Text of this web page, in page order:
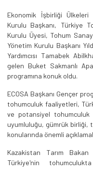
Ekonomik İşbirliği Ülkeleri
Kurulu Başkanı, Türkiye
Kurulu Üyesi, Tohum
Yönetim Kurulu Başkanı
Yardımcısı Tamabek
gelen Buket Sakmanlı
programına konuk oldu.
ECOSA Başkanı Gençer
tohumculuk faaliyetleri,
ve potansiyel
uyumluluğu, gümrük birliği,
konularında önemli
Kazakistan Tarım Bakan
Türkiye'nin